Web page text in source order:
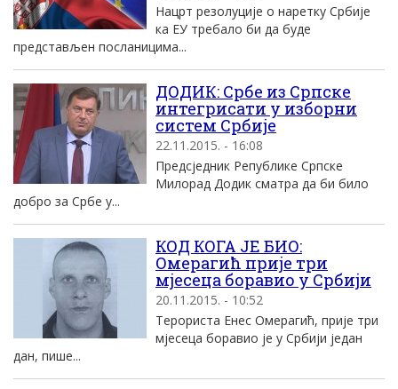
Нацрт резолуције о наретку Србије
ка ЕУ требало би да буде
представљен посланицима...
ДОДИК: Србе из Српске
интегрисати у изборни
систем Србије
22.11.2015. - 16:08
Предсједник Републике Српске
Милорад Додик сматра да би било
добро за Србе у...
КОД КОГА ЈЕ БИО:
Омерагић прије три
мјесеца боравио у Србији
20.11.2015. - 10:52
Терориста Енес Омерагић, прије три
мјесеца боравио је у Србији један
дан, пише...